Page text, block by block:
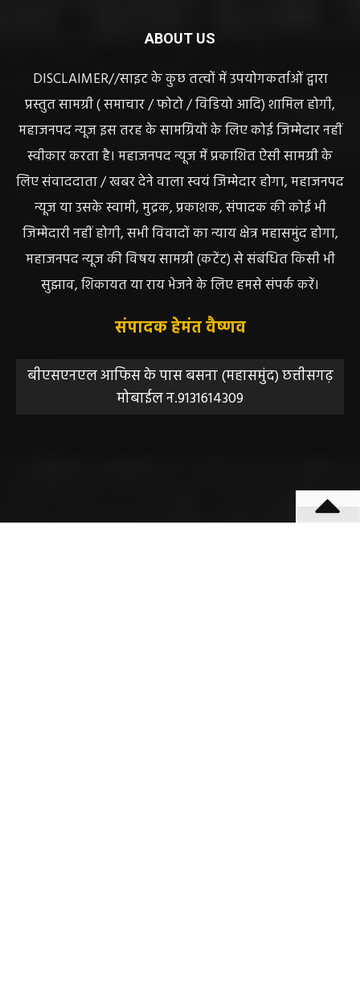
ABOUT US
DISCLAIMER//साइट के कुछ तत्वों में उपयोगकर्ताओं द्वारा
प्रस्तुत सामग्री ( समाचार / फोटो / विडियो आदि) शामिल होगी,
महाजनपद न्यूज इस तरह के सामग्रियों के लिए कोई जिम्मेदार नहीं
स्वीकार करता है। महाजनपद न्यूज में प्रकाशित ऐसी सामग्री के
लिए संवाददाता / खबर देने वाला स्वयं जिम्मेदार होगा, महाजनपद
न्यूज या उसके स्वामी, मुद्रक, प्रकाशक, संपादक की कोई भी
जिम्मेदारी नहीं होगी, सभी विवादों का न्याय क्षेत्र महासमुंद होगा,
महाजनपद न्यूज की विषय सामग्री (कटेंट) से संबंधित किसी भी
सुझाव, शिकायत या राय भेजने के लिए हमसे संपर्क करें।
संपादक हेमंत वैष्णव
बीएसएनएल आफिस के पास बसना (महासमुंद) छत्तीसगढ़
मोबाईल न.9131614309